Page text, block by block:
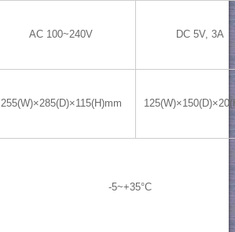
AC 100~240V DC 5V, 3A
255(W)×285(D)×115(H)mm
-5~+35°C